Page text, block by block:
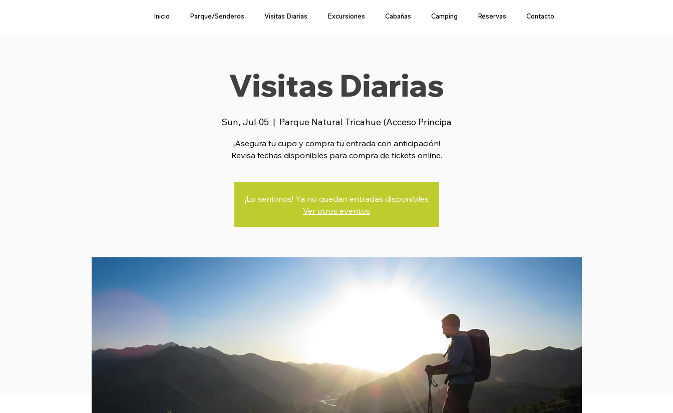
Inicio Parque/Senderos Visitas Diarias Excursiones Cabañas Camping Reservas Contacto
Visitas Diarias
Sun, Jul 05
  |
Parque Natural Tricahue (Acceso Principa
¡Asegura tu cupo y compra tu entrada con anticipación!
Revisa fechas disponibles para compra de tickets online.
¡Lo sentimos! Ya no quedan entradas disponibles
Ver otros eventos